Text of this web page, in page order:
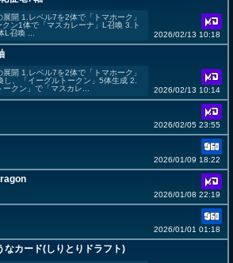
開 1.レベル7を2体で「トマホーク」
ン1体で「マスカレーナ」L召喚 3.ト
L召喚 ...
2026/02/13 10:18
開 1.レベル7を2体で「トマホーク」
し、「イーグルトークン」5体生成 2.
ークン」で「マスカレ...
2026/02/13 10:14
2026/02/05 23:55
2026/01/09 18:22
2026/01/08 22:19
2026/01/01 01:18
なカード(しりとりドラフト)